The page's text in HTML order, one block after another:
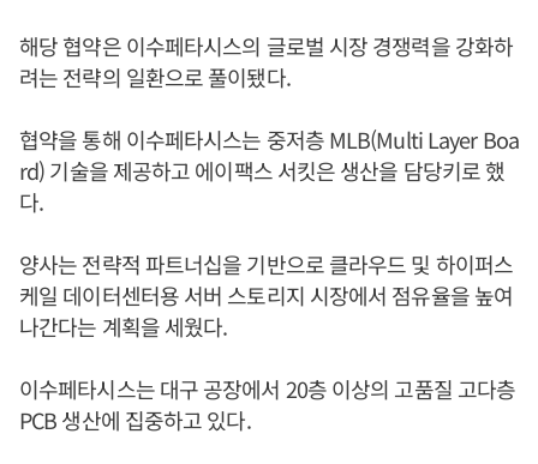
해당 협약은 이수페타시스의 글로벌 시장 경쟁력을 강화하
려는 전략의 일환으로 풀이됐다.
협약을 통해 이수페타시스는 중저층 MLB(Multi Layer Boa
rd) 기술을 제공하고 에이팩스 서킷은 생산을 담당키로 했
다.
양사는 전략적 파트너십을 기반으로 클라우드 및 하이퍼스
케일 데이터센터용 서버 스토리지 시장에서 점유율을 높여
나간다는 계획을 세웠다.
이수페타시스는 대구 공장에서 20층 이상의 고품질 고다층
PCB 생산에 집중하고 있다.